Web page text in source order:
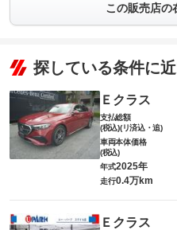
この販売店の
探している条件に
Ｅクラス
支払総額
(税込)(リ済込・追)
車両本体価格
(税込)
年式2025年
走行0.4万km
Ｅクラス